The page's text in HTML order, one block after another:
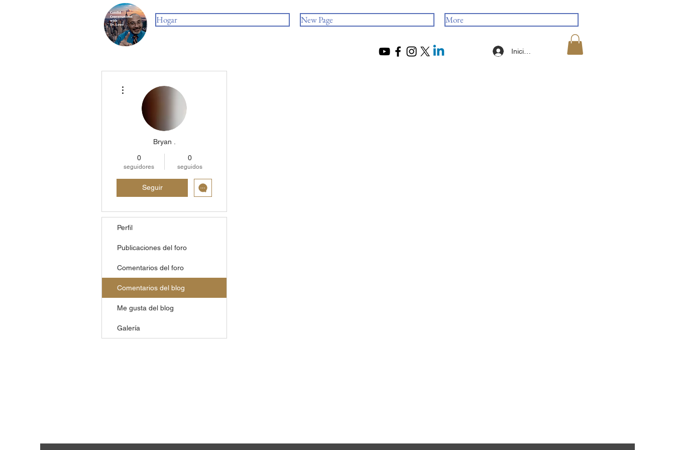
Hogar New Page More
Iniciar sesión
Bryan .
0
seguidores
0
seguidos
Seguir
Perfil
Publicaciones del foro
Comentarios del foro
Comentarios del blog
Me gusta del blog
Galería